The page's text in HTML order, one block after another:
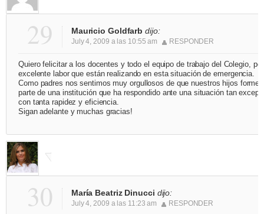
29 Mauricio Goldfarb dijo:
July 4, 2009 a las 10:55 am RESPONDER
Quiero felicitar a los docentes y todo el equipo de trabajo del Colegio,
excelente labor que están realizando en esta situación de emergencia.
Como padres nos sentimos muy orgullosos de que nuestros hijos formen
parte de una institución que ha respondido ante una situación tan
con tanta rapidez y eficiencia.
Sigan adelante y muchas gracias!
30 María Beatriz Dinucci dijo:
July 4, 2009 a las 11:23 am RESPONDER